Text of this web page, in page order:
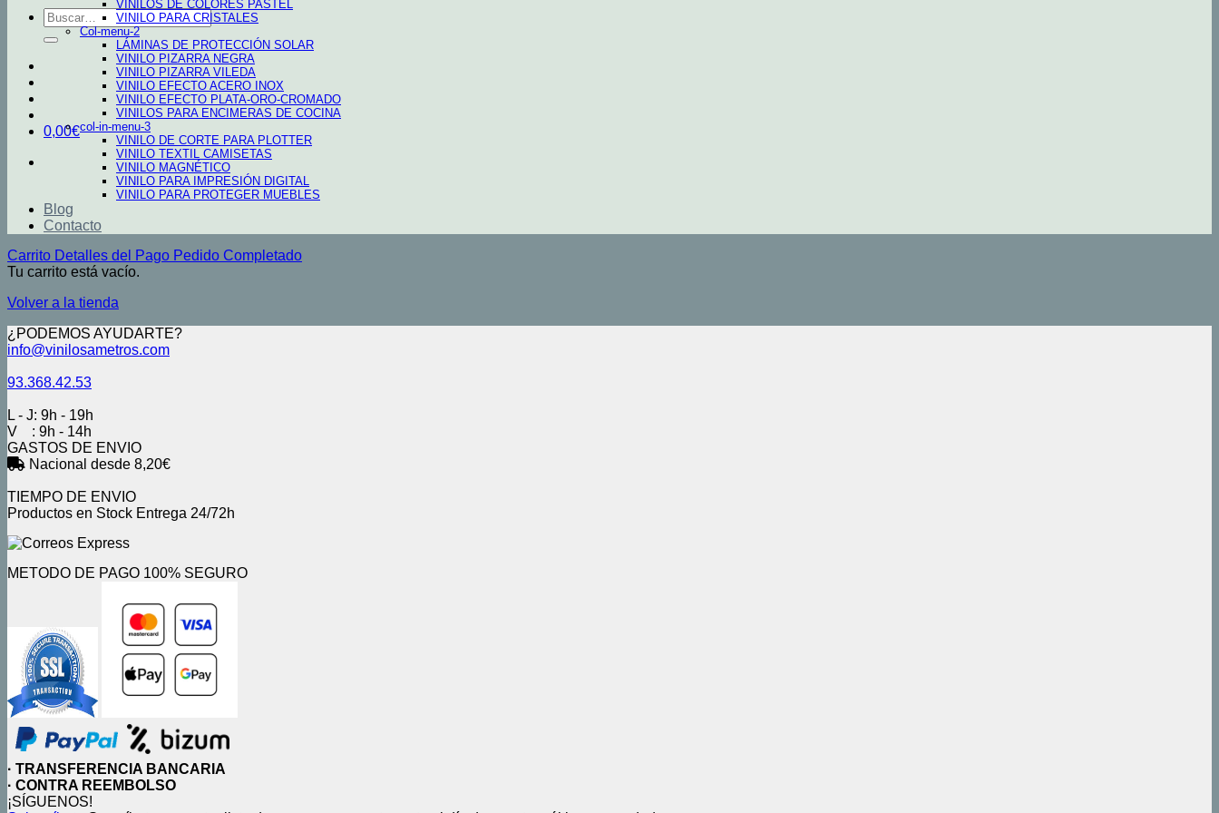
Buscar
por:
0,00€
VINILOS DE COLORES PASTEL
VINILO PARA CRISTALES
Col-menu-2
LÁMINAS DE PROTECCIÓN SOLAR
VINILO PIZARRA NEGRA
VINILO PIZARRA VILEDA
VINILO EFECTO ACERO INOX
VINILO EFECTO PLATA-ORO-CROMADO
VINILOS PARA ENCIMERAS DE COCINA
col-in-menu-3
VINILO DE CORTE PARA PLOTTER
VINILO TEXTIL CAMISETAS
VINILO MAGNÉTICO
VINILO PARA IMPRESIÓN DIGITAL
VINILO PARA PROTEGER MUEBLES
Blog
Contacto
Carrito Detalles del Pago Pedido Completado
Tu carrito está vacío.
Volver a la tienda
¿PODEMOS AYUDARTE?
info@vinilosametros.com
93.368.42.53
L - J: 9h - 19h
V : 9h - 14h
GASTOS DE ENVIO
Nacional desde 8,20€
TIEMPO DE ENVIO
Productos en Stock Entrega 24/72h
METODO DE PAGO 100% SEGURO
· TRANSFERENCIA BANCARIA
· CONTRA REEMBOLSO
¡SÍGUENOS!